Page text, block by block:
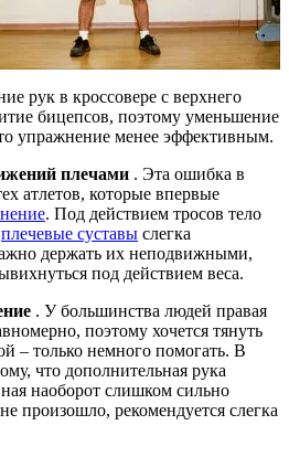
рук в кроссовере с верхнего
бицепсов, поэтому уменьшение
упражнение менее эффективным.
плечами . Эта ошибка в
атлетов, которые впервые
. Под действием тросов тело
плечевые суставы слегка
держать их неподвижными,
под действием веса.
. У большинства людей правая
поэтому хочется тянуть
– только немного помогать. В
что дополнительная рука
наоборот слишком сильно
произошло, рекомендуется слегка